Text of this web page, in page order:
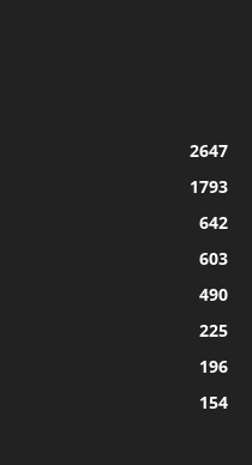
2647
1793
642
603
490
225
196
154